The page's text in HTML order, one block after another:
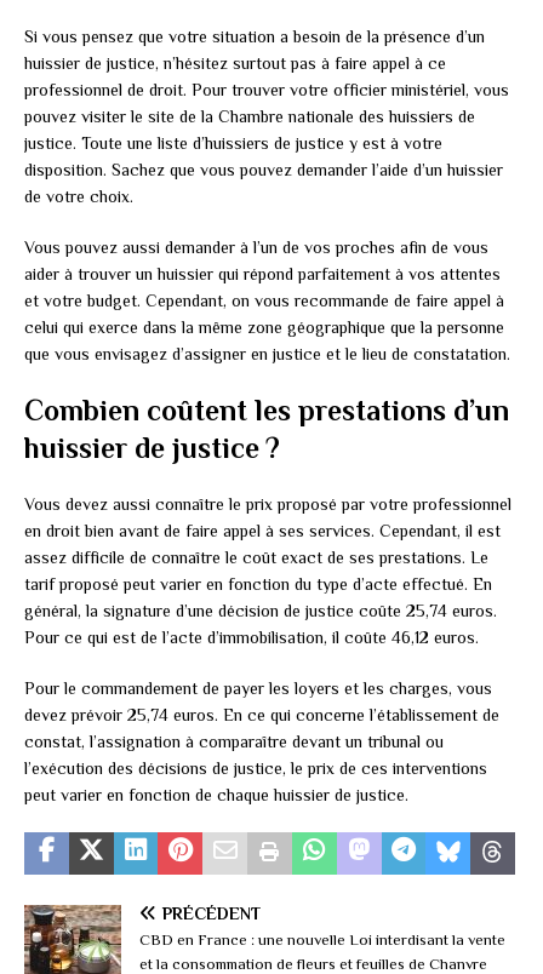
Si vous pensez que votre situation a besoin de la présence d’un
huissier de justice, n’hésitez surtout pas à faire appel à ce
professionnel de droit. Pour trouver votre officier ministériel, vous
pouvez visiter le site de la Chambre nationale des huissiers de
justice. Toute une liste d’huissiers de justice y est à votre
disposition. Sachez que vous pouvez demander l’aide d’un huissier
de votre choix.
Vous pouvez aussi demander à l’un de vos proches afin de vous
aider à trouver un huissier qui répond parfaitement à vos attentes
et votre budget. Cependant, on vous recommande de faire appel à
celui qui exerce dans la même zone géographique que la personne
que vous envisagez d’assigner en justice et le lieu de constatation.
Combien coûtent les prestations d’un
huissier de justice ?
Vous devez aussi connaître le prix proposé par votre professionnel
en droit bien avant de faire appel à ses services. Cependant, il est
assez difficile de connaître le coût exact de ses prestations. Le
tarif proposé peut varier en fonction du type d’acte effectué. En
général, la signature d’une décision de justice coûte 25,74 euros.
Pour ce qui est de l’acte d’immobilisation, il coûte 46,12 euros.
Pour le commandement de payer les loyers et les charges, vous
devez prévoir 25,74 euros. En ce qui concerne l’établissement de
constat, l’assignation à comparaître devant un tribunal ou
l’exécution des décisions de justice, le prix de ces interventions
peut varier en fonction de chaque huissier de justice.
PRÉCÉDENT
CBD en France : une nouvelle Loi interdisant la vente
et la consommation de fleurs et feuilles de Chanvre